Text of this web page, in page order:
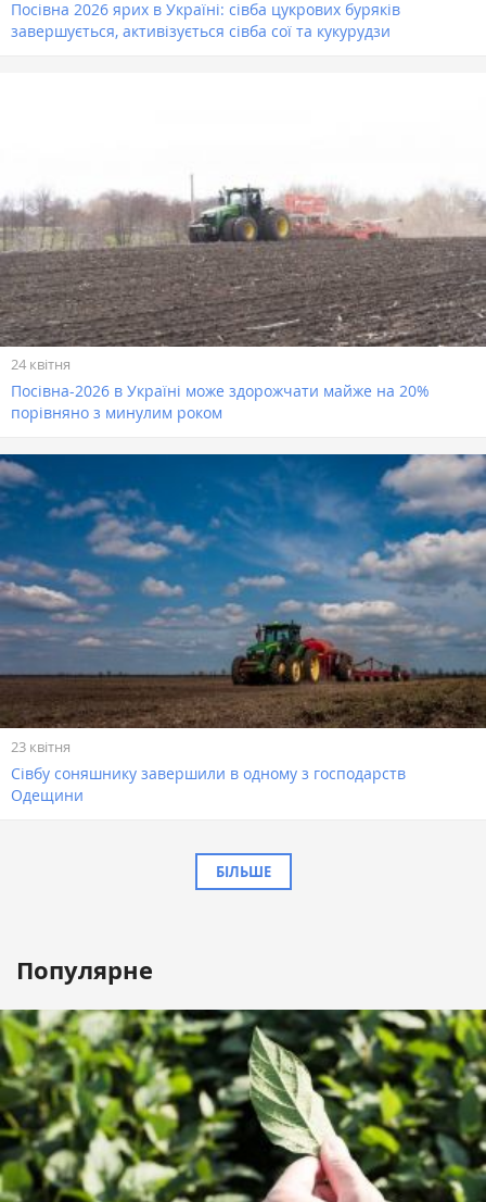
Посівна 2026 ярих в Україні: сівба цукрових буряків
завершується, активізується сівба сої та кукурудзи
24 квітня
Посівна-2026 в Україні може здорожчати майже на 20%
порівняно з минулим роком
23 квітня
Сівбу соняшнику завершили в одному з господарств
Одещини
БІЛЬШЕ
Популярне